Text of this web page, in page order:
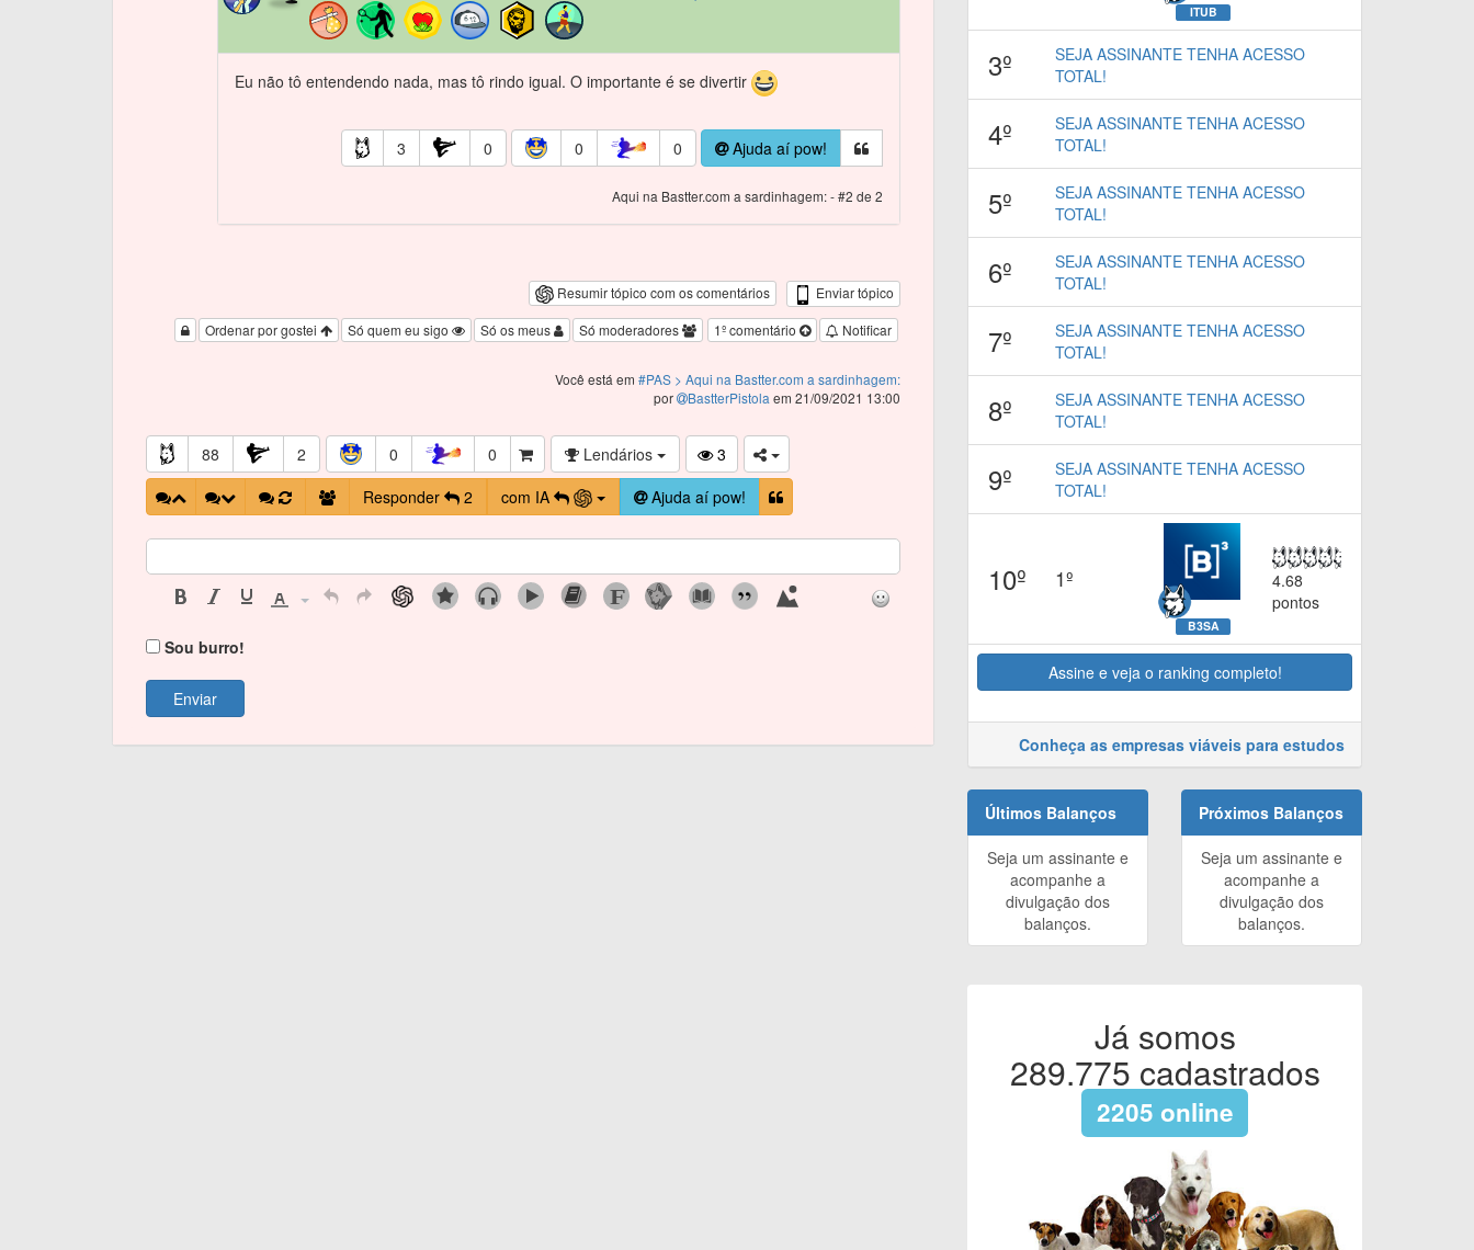
Eu não tô entendendo nada, mas tô rindo igual. O importante é se divertir
3 0 0 0 Ajuda aí pow!
Aqui na Bastter.com a sardinhagem: - #2 de 2
Resumir tópico com os comentários
Enviar tópico
Notificar
1º comentário
Só moderadores
Só os meus
Só quem eu sigo
Ordenar por gostei
Você está em #PAS > Aqui na Bastter.com a sardinhagem:
por
BastterPistola em 21/09/2021 13:00
88 2 0 0 Lendários
3
Responder
2 com IA Ajuda aí pow!
Sou burro!
Enviar
ITUB
3º
SEJA ASSINANTE TENHA ACESSO
TOTAL!
4º
SEJA ASSINANTE TENHA ACESSO
TOTAL!
5º
SEJA ASSINANTE TENHA ACESSO
TOTAL!
6º
SEJA ASSINANTE TENHA ACESSO
TOTAL!
7º
SEJA ASSINANTE TENHA ACESSO
TOTAL!
8º
SEJA ASSINANTE TENHA ACESSO
TOTAL!
9º
SEJA ASSINANTE TENHA ACESSO
TOTAL!
10º 1º
B3SA
4.68
pontos
Assine e veja o ranking completo!
Conheça as empresas viáveis para estudos
Últimos Balanços
Seja um assinante e
acompanhe a
divulgação dos
balanços.
Próximos Balanços
Seja um assinante e
acompanhe a
divulgação dos
balanços.
Já somos
289.775 cadastrados
2205 online